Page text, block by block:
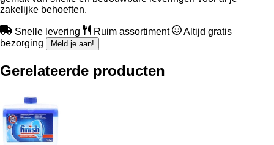
zakelijke behoeften.
Snelle levering Ruim assortiment
Altijd gratis
bezorging
Meld je aan!
Gerelateerde producten